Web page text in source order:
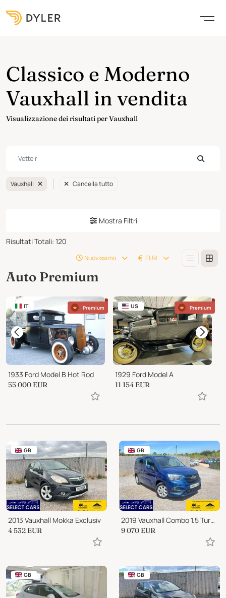
Classico e Moderno
Vauxhall in vendita
Visualizzazione dei risultati per Vauxhall
Vauxhall Cancella tutto
Mostra Filtri
Risultati Totali: 120
Nuovissimo EUR
Auto Premium
IT Premium
1933 Ford Model B Hot Rod
55 000 EUR
US Premium
1929 Ford Model A
11 154 EUR
GB
2013 Vauxhall Mokka Exclusiv
4 532 EUR
GB
2019 Vauxhall Combo 1.5 Turbo D BlueInjection Energy MPV 5dr Diesel Ma
9 070 EUR
GB GB